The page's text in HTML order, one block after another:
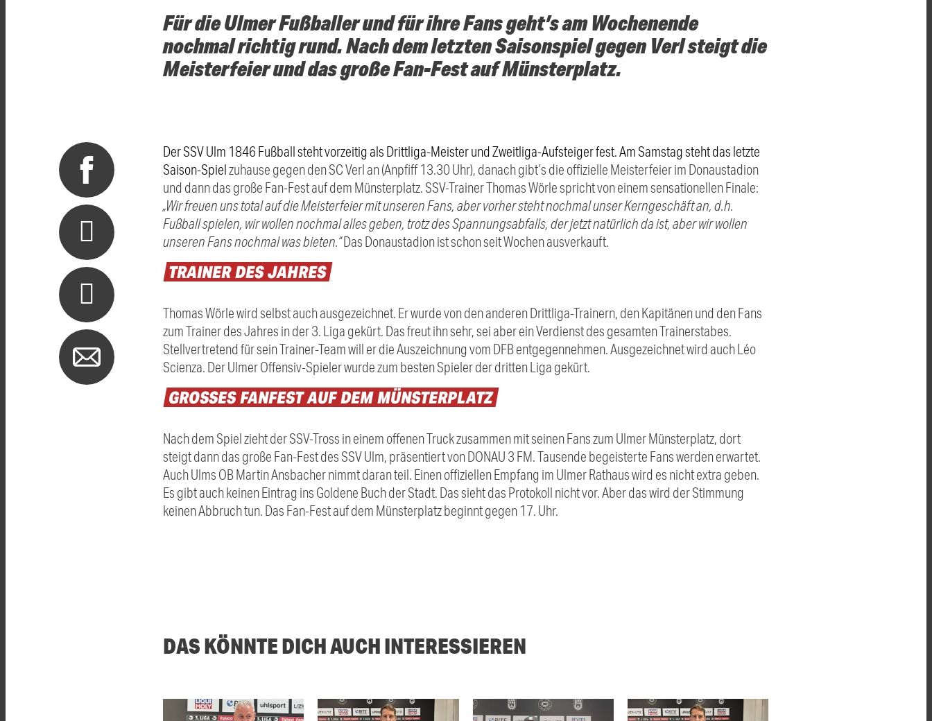
Für die Ulmer Fußballer und für ihre Fans geht’s am Wochenende
nochmal richtig rund. Nach dem letzten Saisonspiel gegen Verl steigt die
Meisterfeier und das große Fan-Fest auf Münsterplatz.
Der SSV Ulm 1846 Fußball steht vorzeitig als Drittliga-Meister und Zweitliga-Aufsteiger fest. Am Samstag steht das letzte
Saison-Spielzuhause gegen den SC Verl an (Anpfiff 13.30 Uhr), danach gibt’s die offizielle Meisterfeier im Donaustadion
und dann das große Fan-Fest auf dem Münsterplatz. SSV-Trainer Thomas Wörle spricht von einem sensationellen Finale:
„Wir freuen uns total auf die Meisterfeier mit unseren Fans, aber vorher steht nochmal unser Kerngeschäft an, d.h.
Fußball spielen, wir wollen nochmal alles geben, trotz des Spannungsabfalls, der jetzt natürlich da ist, aber wir wollen
unseren Fans nochmal was bieten.“Das Donaustadion ist schon seit Wochen ausverkauft.
TRAINERDESJAHRES
Thomas Wörle wird selbst auch ausgezeichnet. Er wurde von den anderen Drittliga-Trainern, den Kapitänen und den Fans
zum Trainer des Jahres in der 3. Liga gekürt. Das freut ihn sehr, sei aber ein Verdienst des gesamten Trainerstabes.
Stellvertretend für sein Trainer-Team will er die Auszeichnung vom DFB entgegennehmen. Ausgezeichnet wird auch Léo
Scienza. Der Ulmer Offensiv-Spieler wurde zum besten Spieler der dritten Liga gekürt.
GROSSES FANFESTAUFDEMMÜNSTERPLATZ
Nach dem Spiel zieht der SSV-Tross in einem offenen Truck zusammen mit seinen Fans zum Ulmer Münsterplatz, dort
steigt dann das große Fan-Fest des SSV Ulm, präsentiert von DONAU 3 FM. Tausende begeisterte Fans werden erwartet.
Auch Ulms OB Martin Ansbacher nimmt daran teil. Einen offiziellen Empfang im Ulmer Rathaus wird es nicht extra geben.
Es gibt auch keinen Eintrag ins Goldene Buch der Stadt. Das sieht das Protokoll nicht vor. Aber das wird der Stimmung
keinen Abbruch tun. Das Fan-Fest auf dem Münsterplatz beginnt gegen 17. Uhr.
DAS KÖNNTE DICH AUCH INTERESSIEREN